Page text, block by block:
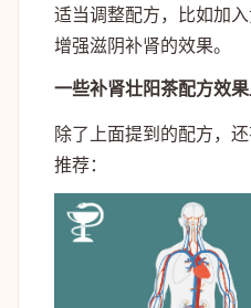
适当调整配方，比如加
增强滋阴补肾的效果。
一些补肾壮阳茶配方效
除了上面提到的配方，
推荐：